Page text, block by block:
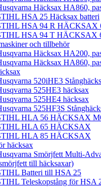
Häcksax HA860,
HSA 25 Häcksax batteri
HSA 94 R HÄCKSAX
HSA 94 T HÄCKSAX
och tillbehör
Häcksax HA200,
Häcksax HA860,
520iHE3
525HE3 häcksax
525HE4 häcksax
525HF3S
HLA 56 HÄCKSAX
HLA 65 HÄCKSAX
HLA 85 HÄCKSAX
häcksax
Smörjfett Multi-
till häcksaxar)
Batteri till HSA 25
Teleskopstång för HSA